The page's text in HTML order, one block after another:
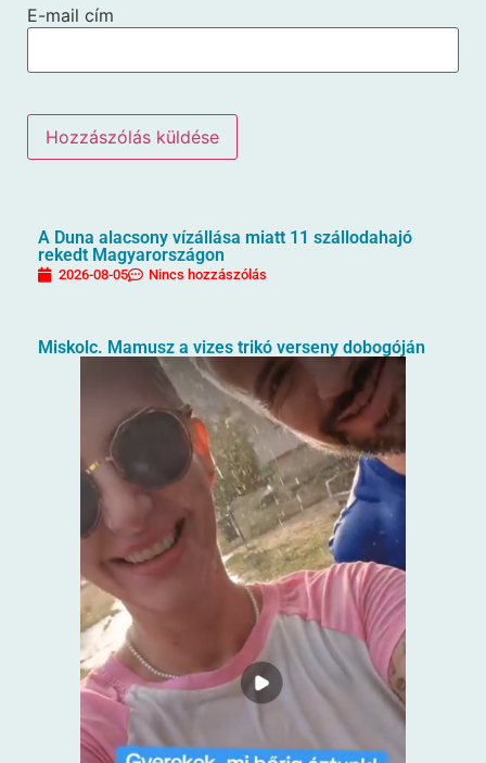
E-mail cím
A Duna alacsony vízállása miatt 11 szállodahajó
rekedt Magyarországon
2026-08-05 Nincs hozzászólás
Miskolc. Mamusz a vizes trikó verseny dobogóján